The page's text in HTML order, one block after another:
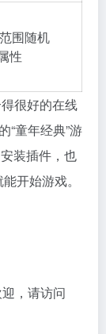
围随机
性
很好的在线
“童年经典”游
装插件，也
开始游戏。
，请访问